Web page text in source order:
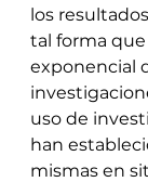
los
tal forma
exponencial
uso de
han
mismas en